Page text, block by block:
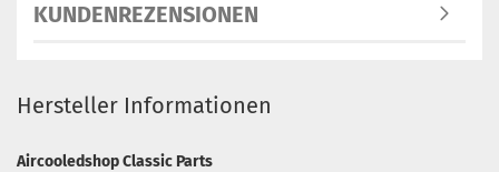
KUNDENREZENSIONEN
Hersteller Informationen
Aircooledshop Classic Parts